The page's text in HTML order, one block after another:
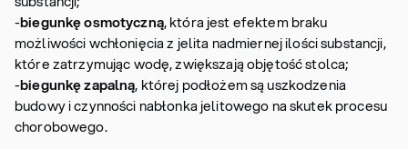
-biegunkę osmotyczną, która jest efektem braku
możliwości wchłonięcia z jelita nadmiernej ilości substancji,
które zatrzymując wodę, zwiększają objętość stolca;
-biegunkę zapalną, której podłożem są uszkodzenia
budowy i czynności nabłonka jelitowego na skutek procesu
chorobowego.